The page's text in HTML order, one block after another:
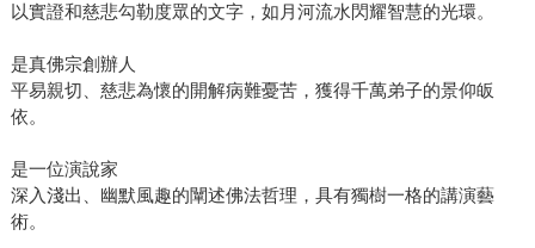
以實證和慈悲勾勒度眾的文字，如月河流水閃耀智慧的光環。
是真佛宗創辦人
平易親切、慈悲為懷的開解病難憂苦，獲得千萬弟子的景仰皈
依。
是一位演說家
深入淺出、幽默風趣的闡述佛法哲理，具有獨樹一格的講演藝
術。